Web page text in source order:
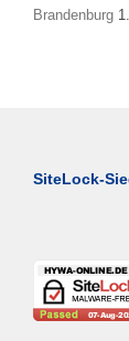
Brandenburg
SiteLock-